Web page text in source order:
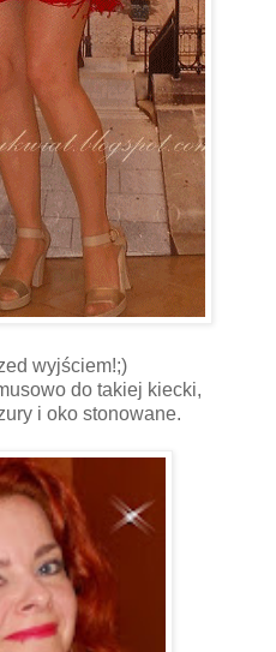
wyjściem!;)
do takiej kiecki,
i oko stonowane.